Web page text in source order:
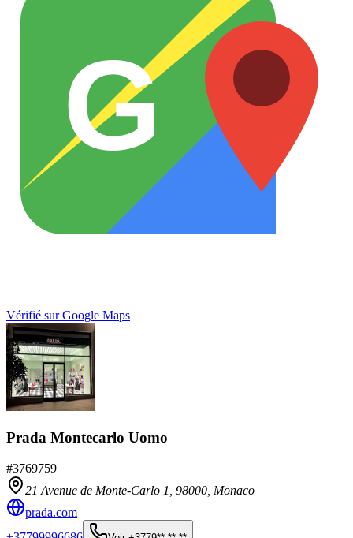
G
Vérifié sur Google Maps
Prada Montecarlo Uomo
#3769759
21 Avenue de Monte-Carlo 1, 98000 Monaco
prada.com